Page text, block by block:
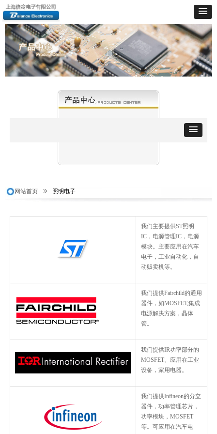
网站首页 ꅀ 照明电子
我们主要提供ST照明
IC，电源管理IC，电源
模块。主要应用在汽车
电子，工业自动化，自
动贩卖机等。
我们提供Fairchild的通用
器件，如MOSFET,集成
电源解决方案，晶体
管。
我们提供IR功率部分的
MOSFET。应用在工业
设备，家用电器。
我们提供Infineon的分立
器件，功率管理芯片，
功率模块，MOSFET
等。可应用在汽车电